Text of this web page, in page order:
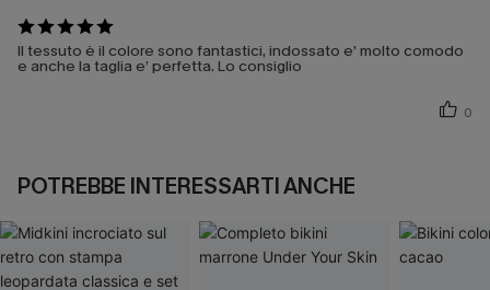
Il tessuto è il colore sono fantastici, indossato e’ molto comodo
e anche la taglia e’ perfetta. Lo consiglio
0
POTREBBE INTERESSARTI ANCHE